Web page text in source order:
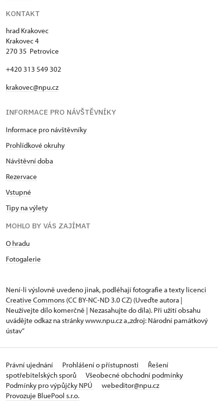
KONTAKT
hrad Krakovec
Krakovec 4
270 35 Petrovice
+420 313 549 302
krakovec@npu.cz
INFORMACE PRO NÁVŠTĚVNÍKY
Informace pro návštěvníky
Prohlídkové okruhy
Návštěvní doba
Rezervace
Vstupné
Tipy na výlety
MOHLO BY VÁS ZAJÍMAT
O hradu
Fotogalerie
Není-li výslovně uvedeno jinak, podléhají fotografie a texty licenci
Creative Commons (CC BY-NC-ND 3.0 CZ) (Uveďte autora |
Neužívejte dílo komerčně | Nezasahujte do díla). Při užití obsahu
uvádějte odkaz na stránky www.npu.cz a „zdroj: Národní památkový
ústav“
Právní ujednání Prohlášení o přístupnosti
Řešení
spotřebitelských sporů
Všeobecné obchodní podmínky
Podmínky pro výpůjčky NPÚ
webeditor@npu.cz
Provozuje BluePool s.r.o.